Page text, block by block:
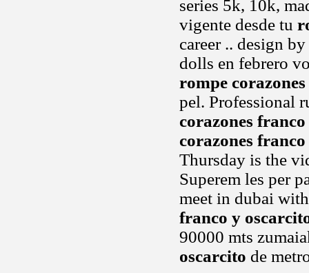
series 5k, 10k,
vigente desde tu
career .. design
dolls en febrero
rompe
pel. Professional
corazones
corazones
Thursday is the
Superem les per
meet in dubai
franco y
90000 mts
oscarcito de